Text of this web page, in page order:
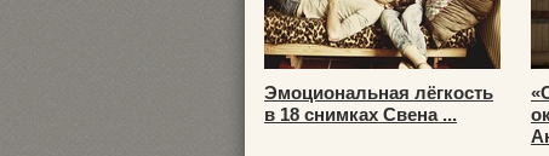
Эмоциональная лёгкость
в 18 снимках Свена ...